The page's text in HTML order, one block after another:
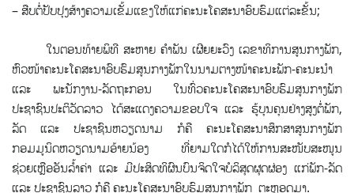
– ສືບຕໍ່ປັບປຸງສ້າງຄວາມເຂັ້ມແຂງໃຫ້ແກ່ຄະນະໂຄສະນາອົບຮົມແຕ່ລະຂັ້ນ;
ໃນຕອນທ້າຍພິທີ ສະຫາຍ ຄຳພັນ ເຜີຍຍະວົງ ເລຂາທິການສູນກາງພັກ,
ຫົວໜ້າຄະນະໂຄສະນາອົບຮົມສູນກາງພັກໃນນາມຕາງໜ້າຄະນະພັກ-ຄະນະນໍາ
ແລະ ພະນັກງານ-ລັດຖະກອນ ໃນທົ່ວຄະນະໂຄສະນາອົບຮົມສູນກາງພັກ
ປະຊາຊົນປະຕິວັດລາວ ໄດ້ສະແດງຄວາມຂອບໃຈ ແລະ ຮູ້ບຸນຄຸນຢ່າງສູງຕໍ່ພັກ,
ລັດ ແລະ ປະຊາຊົນຫວຽດນາມ ກໍຄື ຄະນະໂຄສະນາສຶກສາສູນກາງພັກ
ກອມມູນິດຫວຽດນາມອ້າຍນ້ອງ ທີ່ຍາມໃດກໍໄດ້ໃຫ້ການສະໜັບສະໜູນ
ຊ່ວຍເຫຼືອອັນລໍ້າຄ່າ ແລະ ມີປະສິດທິຜົນບົນຈິດໃຈບໍລິສຸດຜຸດຜ່ອງ ແກ່ພັກ-ລັດ
ແລະ ປະຊາຊົນລາວ ກໍຄື ຄະນະໂຄສະນາອົບຮົມສູນກາງພັກ ຕະຫຼອດມາ.